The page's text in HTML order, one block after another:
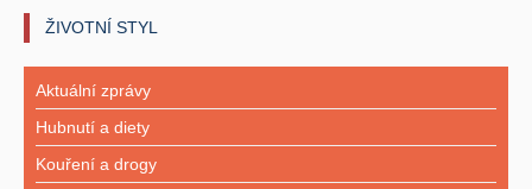
ŽIVOTNÍ STYL
Aktuální zprávy
Hubnutí a diety
Kouření a drogy